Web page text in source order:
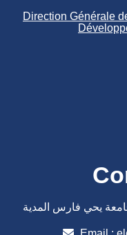
Direction Générale